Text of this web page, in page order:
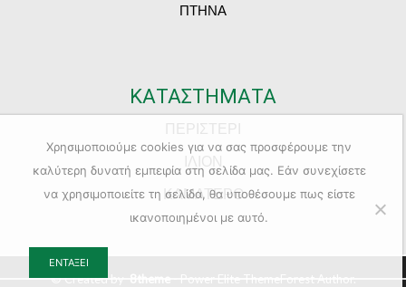
ΠΤΗΝΑ
ΚΑΤΑΣΤΗΜΑΤΑ
ΚΑΜΑΤΕΡΟ
© Created by
Χρησιμοποιούμε cookies για να σας προσφέρουμε την
καλύτερη δυνατή εμπειρία στη σελίδα μας. Εάν συνεχίσετε
να χρησιμοποιείτε τη σελίδα, θα υποθέσουμε πως είστε
ικανοποιημένοι με αυτό.
ΕΝΤΆΞΕΙ